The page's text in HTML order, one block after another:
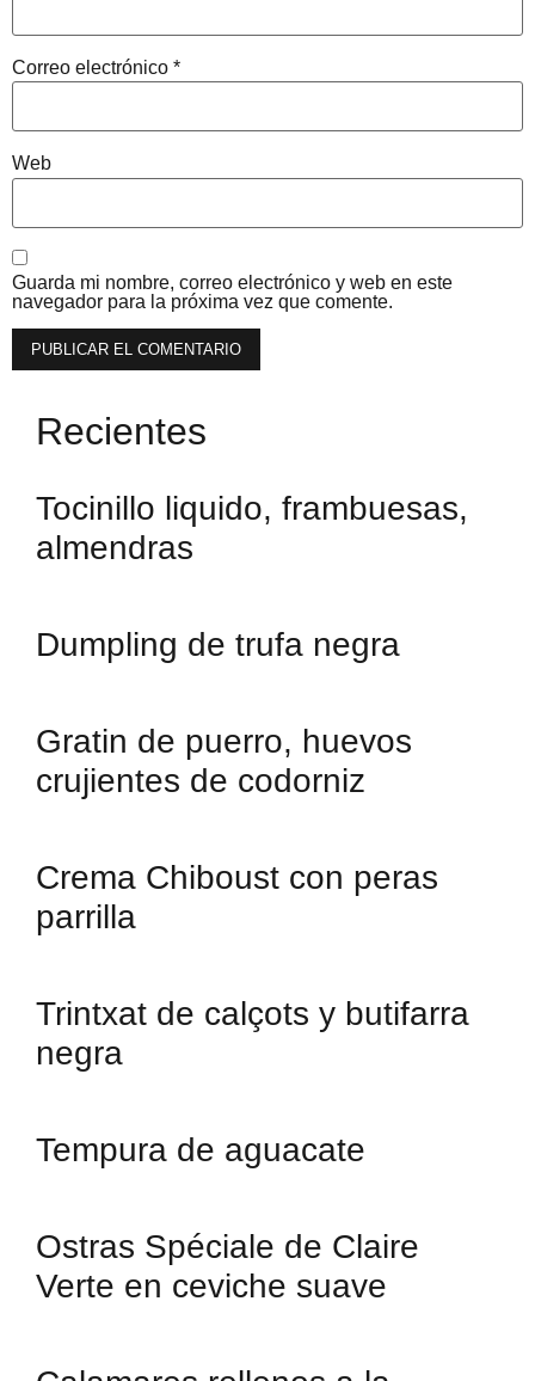
Correo electrónico *
Web
Guarda mi nombre, correo electrónico y web en este
navegador para la próxima vez que comente.
Recientes
Tocinillo liquido, frambuesas,
almendras
Dumpling de trufa negra
Gratin de puerro, huevos
crujientes de codorniz
Crema Chiboust con peras
parrilla
Trintxat de calçots y butifarra
negra
Tempura de aguacate
Ostras Spéciale de Claire
Verte en ceviche suave